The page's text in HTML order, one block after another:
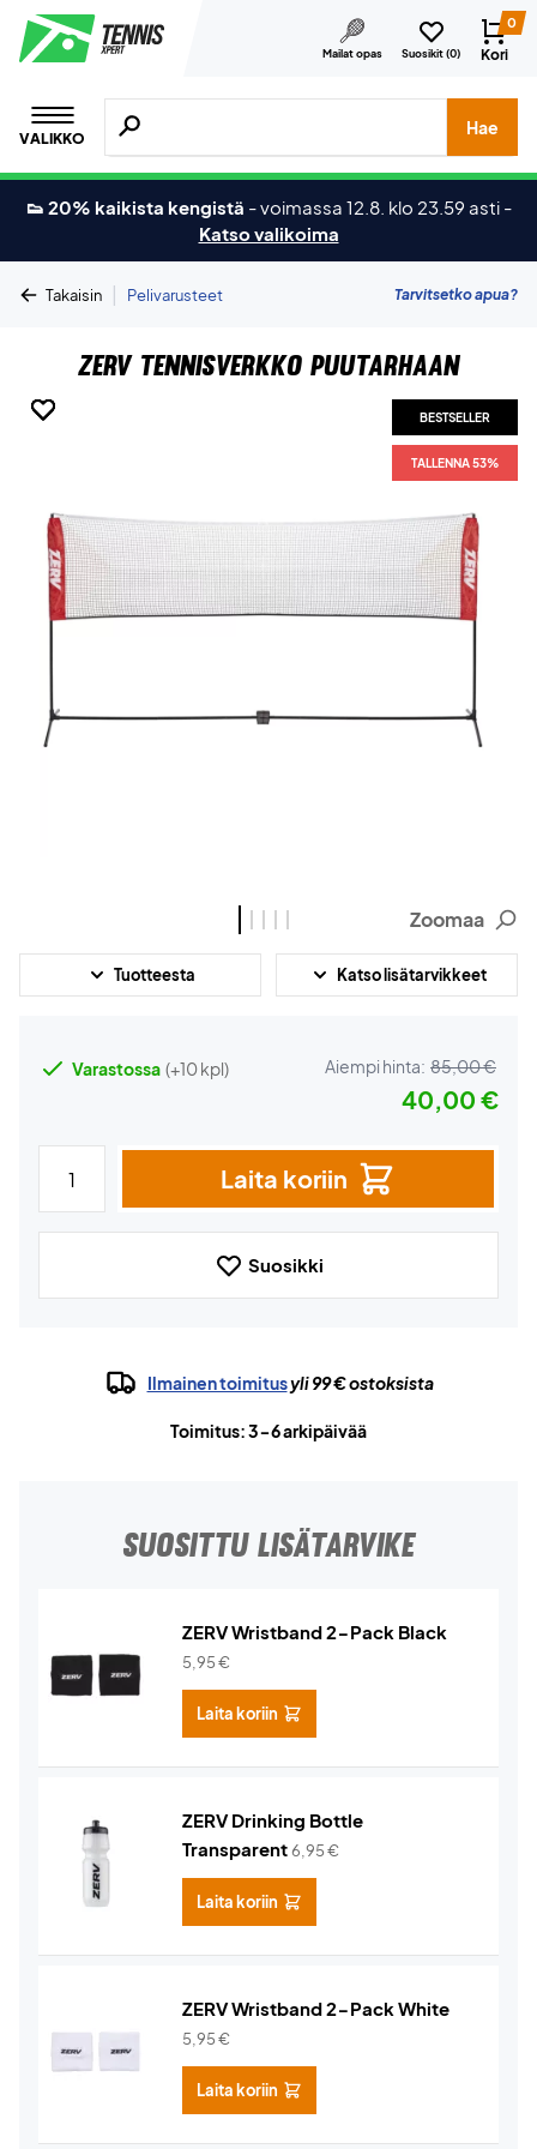
Mailat opas Suosikit (0)
0
Kori
VALIKKO
Hae tuotteita, merkkejä jne.
Hae
👟 20% kaikista kengistä -voimassa 12.8. klo 23.59 asti -
Katso valikoima
Takaisin | Pelivarusteet Tarvitsetko apua?
ZERV Tennisverkko puutarhaan
BESTSELLER
TALLENNA 53%
BESTSELLER
TALLENNA 53%
BESTSELLER
TALLENNA 53%
BESTSELLER
TALLENNA 53%
BESTSELLER
TALLENNA 53%
Zoomaa
Tuotteesta Katso lisätarvikkeet
Varastossa (+10 kpl) Aiempi hinta: 85,00 €
40,00 €
Laita koriin
Suosikki
Ilmainen toimitusyli 99 € ostoksista
Toimitus: 3-6 arkipäivää
SUOSITTU LISÄTARVIKE
ZERV Wristband 2-Pack Black
5,95€
Laita koriin
ZERV Drinking Bottle
Transparent6,95€
Laita koriin
ZERV Wristband 2-Pack White
5,95€
Laita koriin